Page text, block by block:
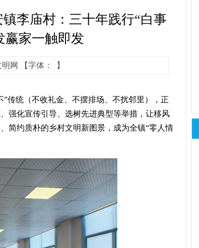
李庙村：三十年践行“白事
赢家一触即发
网 【字体： 】
”传统（不收礼金、不摆排场、不扰邻里），正
强化宣传引导、选树先进典型等举措，让移风
简约质朴的乡村文明新图景，成为全镇“零人情